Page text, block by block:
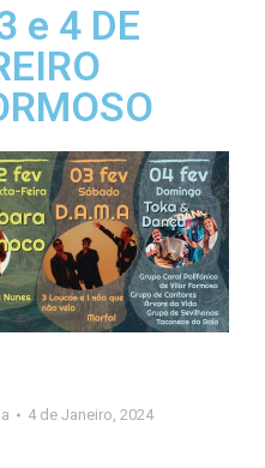
e 4 DE
4 de Janeiro, 2024